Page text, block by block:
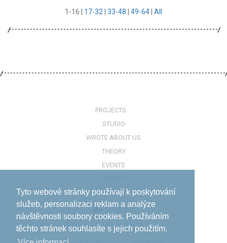
Tyto webové stránky používají k poskytování
služeb, personalizaci reklam a analýze
návštěvnosti soubory cookies. Používáním
těchto stránek souhlasíte s jejich použitím.
1-16 17-32 33-48 49-64 All
PROJECTS
STUDIO
WROTE ABOUT US
THEORY
EVENTS